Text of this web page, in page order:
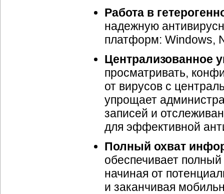
Работа в
надежную
платформ: Windows,
Централизованное
просматривать,
от вирусов с
упрощает
записей и
для эффективной
Полный охват
обеспечивает
начиная от
и заканчивая